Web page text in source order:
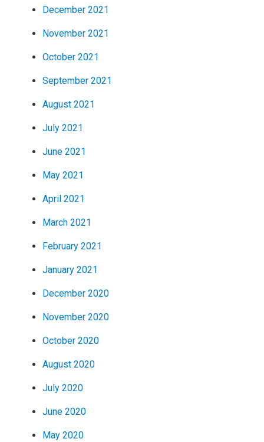
December 2021
November 2021
October 2021
September 2021
August 2021
July 2021
June 2021
May 2021
April 2021
March 2021
February 2021
January 2021
December 2020
November 2020
October 2020
August 2020
July 2020
June 2020
May 2020